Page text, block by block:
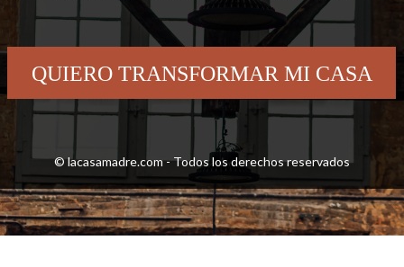
QUIERO TRANSFORMAR MI CASA
© lacasamadre.com - Todos los derechos reservados